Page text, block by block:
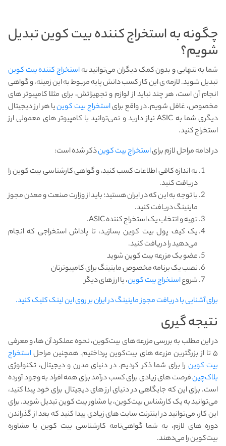
چگونه به استخراج کننده بیت کوین تبدیل
شویم؟
شما به تنهایی و بدون کمک دیگران می‌توانید بهاستخراج کننده بیت کوین
تبدیل شوید. لازمه ی این کار کسب دانش پایه مربوط به این زمینه، و گواهی
انجام آن است، هر چند نباید از لوازم و تجهیزاتش، برای مثلا کامپیوتر های
مخصوص، غافل شویم. در واقع برایاستخراج بیت کوینیا هر ارز دیجیتال
دیگری شما به ASIC نیاز دارید و نمی‌توانید با کامپیوتر های معمولی ارز
استخراج کنید.
در ادامه مراحل لازم برایاستخراج بیت کوینذکر شده است:
به اندازه کافی اطلاعات کسب کنید، و گواهی کارشناسی بیت کوین را
دریافت کنید.
با توجه به این که در ایران هستید؛ باید از وزارت صنعت و معدن مجوز
ماینینگ دریافت کنید.
تهیه و انتخاب یک استخراج کننده ASIC.
یک کیف پول بیت کوین بسازید، تا پاداش استخراجی که انجام
می‌دهید را دریافت کنید.
عضو یک مزرعه بیت کوین شوید
نصب یک برنامه مخصوص ماینینگ برای کامپیوترتان
شروعاستخراج بیت کوین، یا ارز های دیگر
برای آشنایی با دریافت مجوز ماینینگ در ایران بر روی این لینک کلیک کنید.
نتیجه گیری
در این مطلب به بررسی مزرعه های بیت‌کوین، نحوه عملکرد آن ها، و معرفی
۵ تا از بزرگترین مزرعه های بیت‌کوین پرداختیم. همچنین مراحل
استخراج
بیت کوین را برای شما ذکر کردیم. در دنیای مدرن و دیجیتال، تکنولوژی
بلاک‌چینفرصت های زیادی برای کسب درآمد برای همه افراد به وجود آورده
است. برای این که جایگاهی در دنیای ارز های دیجیتال برای خود پیدا کنید،
می‌توانید به یک کارشناس بیت‌کوین، یا مشاور بیت کوین تبدیل شوید. برای
این کار، می‌توانید در اینترنت سایت های زیادی پیدا کنید که بعد از گذراندن
دوره های لازم، به شما گواهی‌نامه کارشناسی بیت کوین یا مشاوره
بیت‌کوین را می‌دهند.